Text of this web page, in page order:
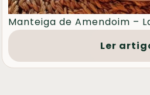
Manteiga de Amendoim –
Ler